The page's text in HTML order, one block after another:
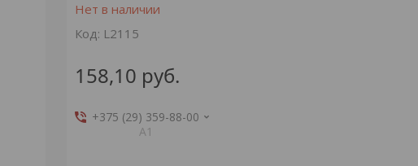
Нет в наличии
Код: L2115
158,10 руб.
+375 (29) 359-88-00
А1